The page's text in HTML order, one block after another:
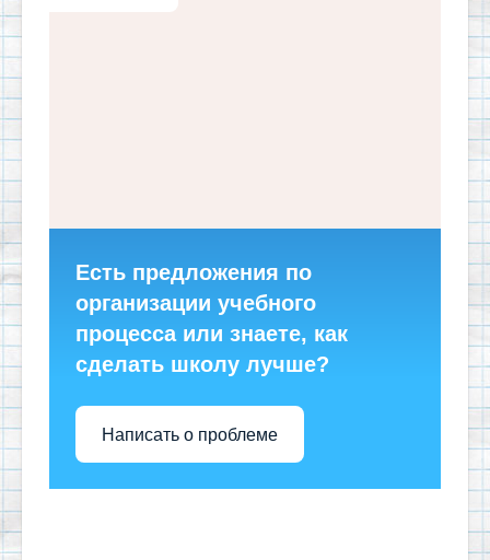
Есть предложения по
организации учебного
процесса или знаете, как
сделать школу лучше?
Написать о проблеме